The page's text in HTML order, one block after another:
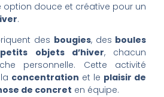
douce et créative pour un
.
des bougies, des boules
petits objets d’hiver, chacun
personnelle. Cette activité
concentration et le plaisir de
de concret en équipe.